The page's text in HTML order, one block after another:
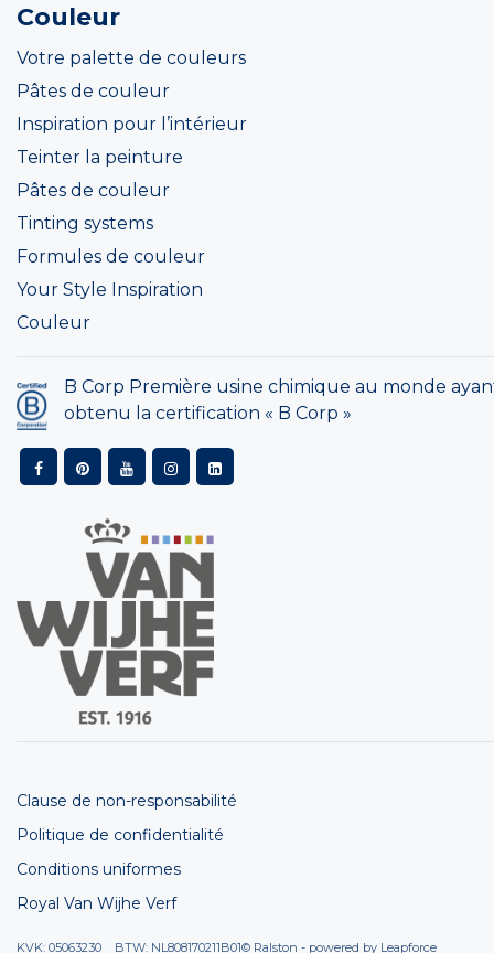
Couleur
Votre palette de couleurs
Pâtes de couleur
Inspiration pour l’intérieur
Teinter la peinture
Pâtes de couleur
Tinting systems
Formules de couleur
Your Style Inspiration
Couleur
B Corp Première usine chimique au monde
obtenu la certification « B Corp »
Clause de non-responsabilité
Politique de confidentialité
Conditions uniformes
Royal Van Wijhe Verf
KVK: 05063230 BTW: NL808170211B01© Ralston - powered by Leapforce